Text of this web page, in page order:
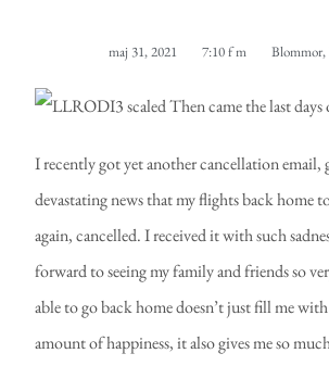
maj 31, 2021 7:10 f m Blommor,
I recently got yet another cancellation email,
devastating news that my flights back home
again, cancelled. I received it with such
forward to seeing my family and friends so
able to go back home doesn’t just fill me
amount of happiness, it also gives me so